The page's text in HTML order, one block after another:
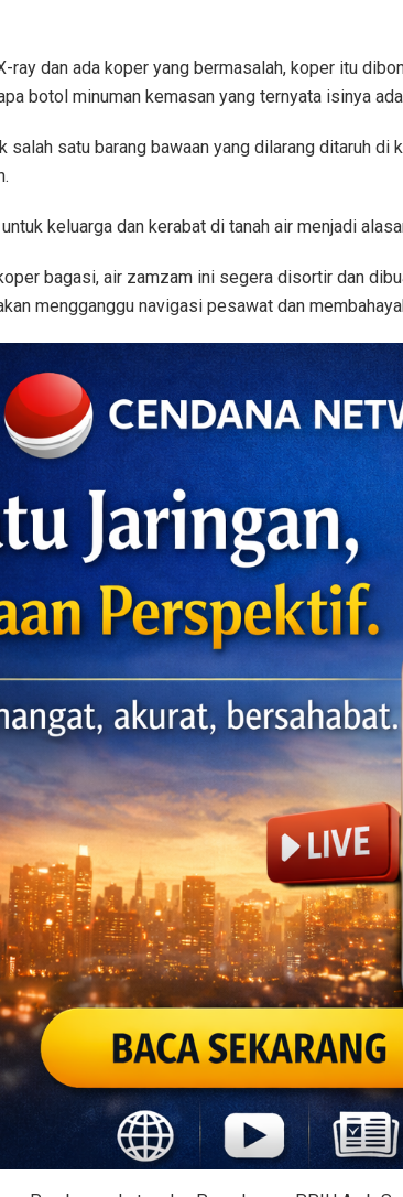
ray dan ada koper yang bermasalah, koper itu
botol minuman kemasan yang ternyata isinya
salah satu barang bawaan yang dilarang ditaruh di
keluarga dan kerabat di tanah air menjadi
bagasi, air zamzam ini segera disortir dan
mengganggu navigasi pesawat dan